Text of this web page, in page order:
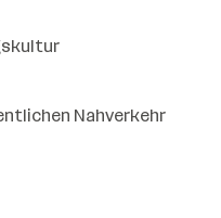
Nahverkehr